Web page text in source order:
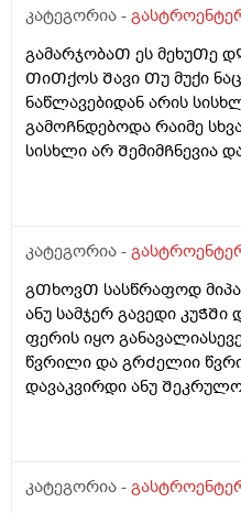
არაქისის კარაქთან
შებერილობა. მაგრამ,
ვარ ხოლმე. რატომ?
კატეგორია -
გამარჯობაᲗ ეს მეხუᲗე
ᲗიᲗქოს Შავი Თუ მუქი
ნაწლავებიდან არის
გამოᲩნდებოდა რაიმე
სისხლი არ ᲨემიმᲩნევია
ᲨეიᲫლება იყოს ფერის
განავალი და კუᲭᲨი
მოქმედებს და რომ
ვგრდზნობ რომ რაგაც
ვᲨარდავ არის Შარდვა
ლაქტო ჯ ს ვსვავ და რავი
ვსვავდა ისევ ისე ვარ
კატეგორია -
გᲗხოვᲗ სასწრაფოდ
ანუ სამჯერ გავედი
ფერის იყო
წვრილი და გრᲫელიი
დავაკვირდი ანუ
და არ მიᲭამია
წყლული ან სისხლდენა
კატეგორია -